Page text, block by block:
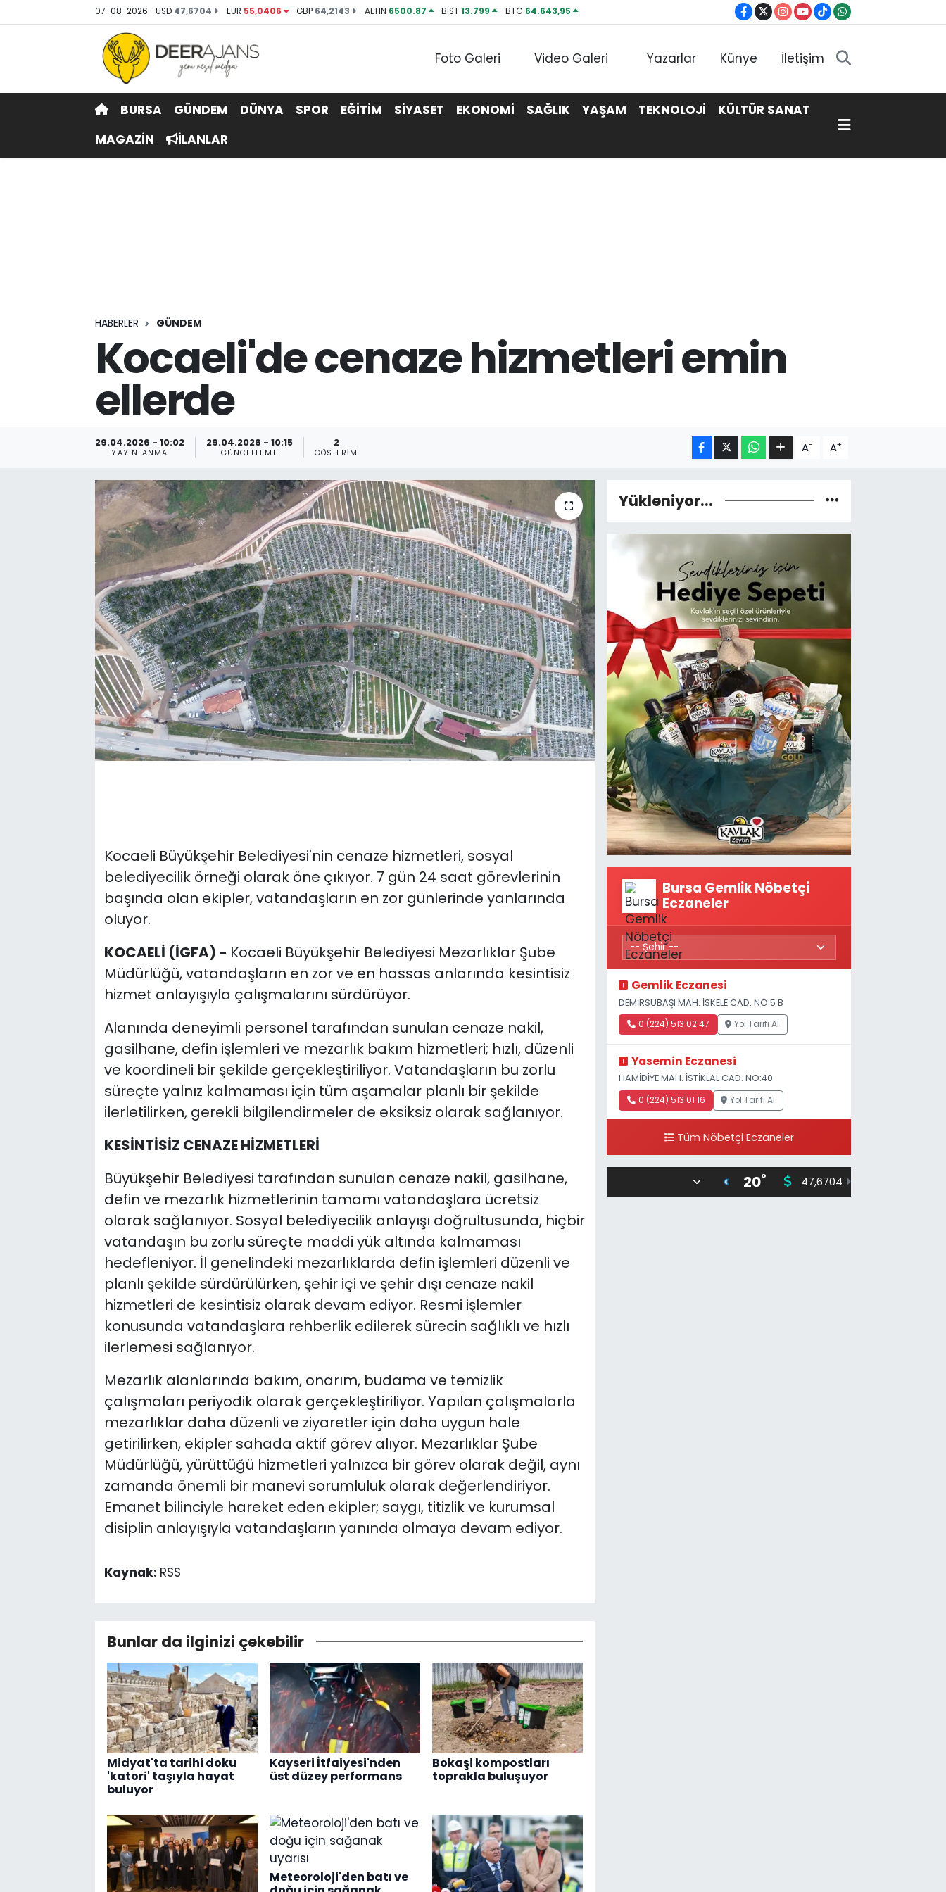
07-08-2026 USD 47,6704 EUR 55,0406 GBP 64,2143 ALTIN 6500.87 BİST13.799 BTC 64.643,95
Foto Galeri Video Galeri Yazarlar Künye İletişim
BURSA GÜNDEM DÜNYA SPOR EĞİTİM SİYASET EKONOMİ SAĞLIK YAŞAM TEKNOLOJİ
KÜLTÜR SANAT
MAGAZİN
İLANLAR
HABERLER GÜNDEM
Kocaeli'de cenaze hizmetleri emin
ellerde
29.04.2026 - 10:02
YAYINLANMA
29.04.2026 - 10:15
GÜNCELLEME
2
GÖSTERIM A- A+
Kocaeli Büyükşehir Belediyesi'nin cenaze hizmetleri, sosyal
belediyecilik örneği olarak öne çıkıyor. 7 gün 24 saat görevlerinin
başında olan ekipler, vatandaşların en zor günlerinde yanlarında
oluyor.
KOCAELİ (İGFA) - Kocaeli Büyükşehir Belediyesi Mezarlıklar Şube
Müdürlüğü, vatandaşların en zor ve en hassas anlarında kesintisiz
hizmet anlayışıyla çalışmalarını sürdürüyor.
Alanında deneyimli personel tarafından sunulan cenaze nakil,
gasilhane, defin işlemleri ve mezarlık bakım hizmetleri; hızlı, düzenli
ve koordineli bir şekilde gerçekleştiriliyor. Vatandaşların bu zorlu
süreçte yalnız kalmaması için tüm aşamalar planlı bir şekilde
ilerletilirken, gerekli bilgilendirmeler de eksiksiz olarak sağlanıyor.
KESİNTİSİZ CENAZE HİZMETLERİ
Büyükşehir Belediyesi tarafından sunulan cenaze nakil, gasilhane,
defin ve mezarlık hizmetlerinin tamamı vatandaşlara ücretsiz
olarak sağlanıyor. Sosyal belediyecilik anlayışı doğrultusunda, hiçbir
vatandaşın bu zorlu süreçte maddi yük altında kalmaması
hedefleniyor. İl genelindeki mezarlıklarda defin işlemleri düzenli ve
planlı şekilde sürdürülürken, şehir içi ve şehir dışı cenaze nakil
hizmetleri de kesintisiz olarak devam ediyor. Resmi işlemler
konusunda vatandaşlara rehberlik edilerek sürecin sağlıklı ve hızlı
ilerlemesi sağlanıyor.
Mezarlık alanlarında bakım, onarım, budama ve temizlik
çalışmaları periyodik olarak gerçekleştiriliyor. Yapılan çalışmalarla
mezarlıklar daha düzenli ve ziyaretler için daha uygun hale
getirilirken, ekipler sahada aktif görev alıyor. Mezarlıklar Şube
Müdürlüğü, yürüttüğü hizmetleri yalnızca bir görev olarak değil, aynı
zamanda önemli bir manevi sorumluluk olarak değerlendiriyor.
Emanet bilinciyle hareket eden ekipler; saygı, titizlik ve kurumsal
disiplin anlayışıyla vatandaşların yanında olmaya devam ediyor.
Kaynak: RSS
Bunlar da ilginizi çekebilir
Midyat'ta tarihi doku
'katori' taşıyla hayat
buluyor
Kayseri İtfaiyesi'nden
üst düzey performans
Bokaşi kompostları
toprakla buluşuyor
Meteoroloji'den batı ve
Yükleniyor...
Bursa Gemlik Nöbetçi
Eczaneler
Gemlik Eczanesi
DEMİRSUBAŞI MAH. İSKELE CAD. NO:5 B
0 (224) 513 02 47 Yol Tarifi Al
Yasemin Eczanesi
HAMİDİYE MAH. İSTİKLAL CAD. NO:40
0 (224) 513 01 16 Yol Tarifi Al
Tüm Nöbetçi Eczaneler
20° 47,6704
Hava Durumu
Trafik Durumu
Tüm Manşetler